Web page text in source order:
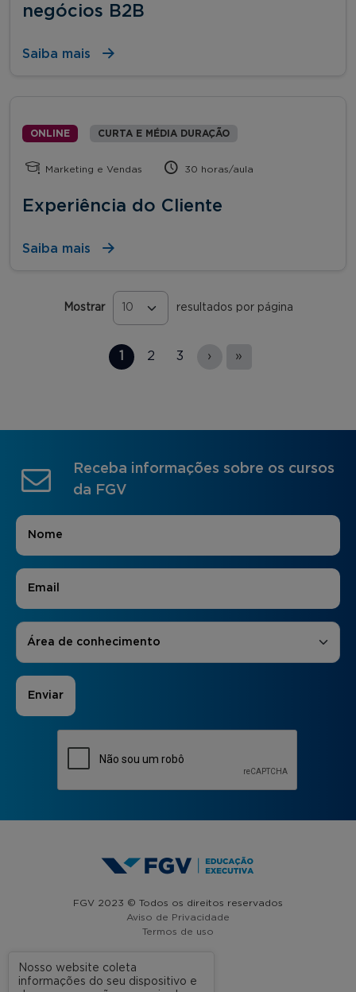
negócios B2B
Saiba mais
ONLINE CURTA E MÉDIA DURAÇÃO
Marketing e Vendas 30 horas/aula
Experiência do Cliente
Saiba mais
Mostrar resultados por página
1 2 3 › »
Receba informações sobre os cursos
da FGV
Nome
E-mail
Áreas de Interesse
Área de conhecimento
FGV 2023 © Todos os direitos reservados
Aviso de Privacidade
Termos de uso
A FGV
Nosso website coleta
informações do seu dispositivo e